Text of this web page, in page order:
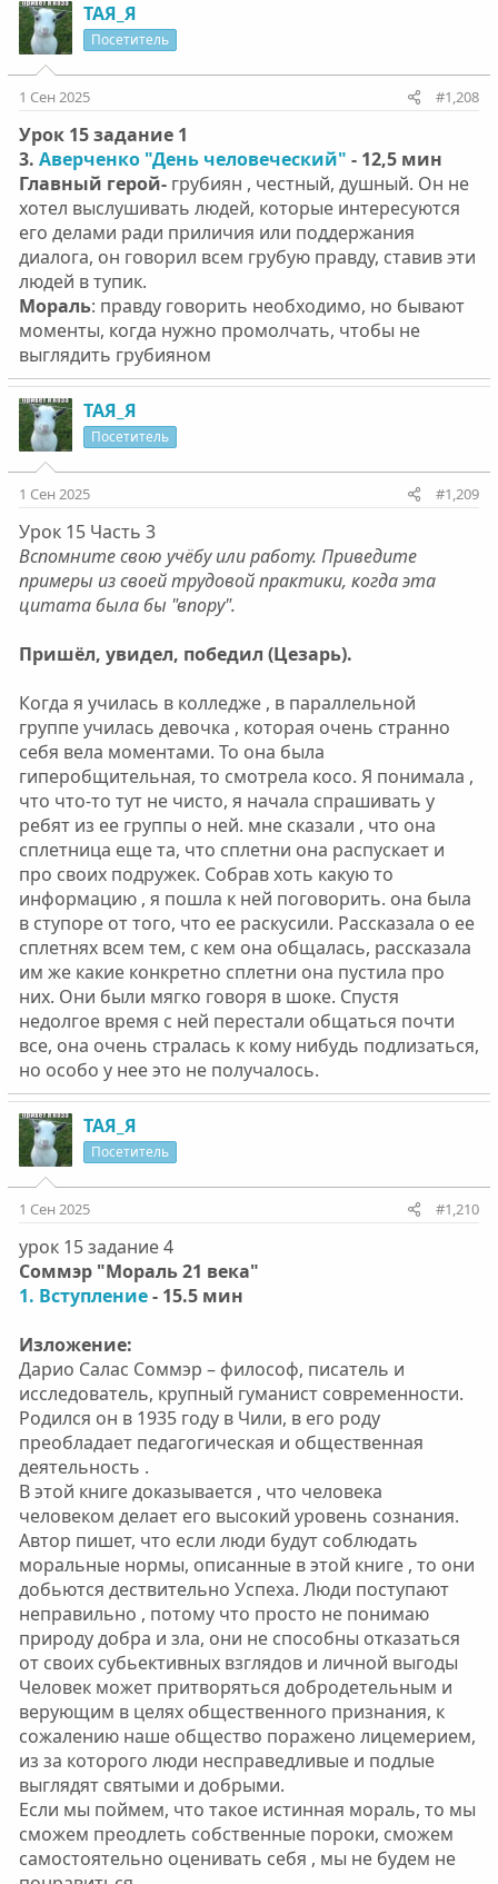
ТАЯ_Я
Посетитель
1 Сен 2025 #1,208
Урок 15 задание 1
3. Аверченко "День человеческий" - 12,5 мин
Главный герой-грубиян , честный, душный. Он не
хотел выслушивать людей, которые интересуются
его делами ради приличия или поддержания
диалога, он говорил всем грубую правду, ставив эти
людей в тупик.
Мораль: правду говорить необходимо, но бывают
моменты, когда нужно промолчать, чтобы не
выглядить грубияном
ТАЯ_Я
Посетитель
1 Сен 2025 #1,209
Урок 15 Часть 3
Вспомните свою учёбу или работу. Приведите
примеры из своей трудовой практики, когда эта
цитата была бы "впору".
Пришёл, увидел, победил (Цезарь).
Когда я училась в колледже , в параллельной
группе училась девочка , которая очень странно
себя вела моментами. То она была
гиперобщительная, то смотрела косо. Я понимала ,
что что-то тут не чисто, я начала спрашивать у
ребят из ее группы о ней. мне сказали , что она
сплетница еще та, что сплетни она распускает и
про своих подружек. Собрав хоть какую то
информацию , я пошла к ней поговорить. она была
в ступоре от того, что ее раскусили. Рассказала о ее
сплетнях всем тем, с кем она общалась, рассказала
им же какие конкретно сплетни она пустила про
них. Они были мягко говоря в шоке. Спустя
недолгое время с ней перестали общаться почти
все, она очень стралась к кому нибудь подлизаться,
но особо у нее это не получалось.
ТАЯ_Я
Посетитель
1 Сен 2025 #1,210
урок 15 задание 4
Соммэр "Мораль 21 века"
1. Вступление- 15.5 мин
Изложение:
Дарио Салас Соммэр – философ, писатель и
исследователь, крупный гуманист современности.
Родился он в 1935 году в Чили, в его роду
преобладает педагогическая и общественная
деятельность .
В этой книге доказывается , что человека
человеком делает его высокий уровень сознания.
Автор пишет, что если люди будут соблюдать
моральные нормы, описанные в этой книге , то они
добьются дествительно Успеха. Люди поступают
неправильно , потому что просто не понимаю
природу добра и зла, они не способны отказаться
от своих субьективных взглядов и личной выгоды
Человек может притворяться добродетельным и
верующим в целях общественного признания, к
сожалению наше общество поражено лицемерием,
из за которого люди несправедливые и подлые
выглядят святыми и добрыми.
Если мы поймем, что такое истинная мораль, то мы
сможем преодлеть собственные пороки, сможем
самостоятельно оценивать себя , мы не будем не